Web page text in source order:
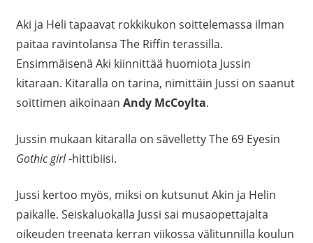
Aki ja Heli tapaavat rokkikukon soittelemassa ilman
paitaa ravintolansa The Riffin terassilla.
Ensimmäisenä Aki kiinnittää huomiota Jussin
kitaraan. Kitaralla on tarina, nimittäin Jussi on saanut
soittimen aikoinaan Andy McCoylta.
Jussin mukaan kitaralla on sävelletty The 69 Eyesin
Gothic girl-hittibiisi.
Jussi kertoo myös, miksi on kutsunut Akin ja Helin
paikalle. Seiskaluokalla Jussi sai musaopettajalta
oikeuden treenata kerran viikossa välitunnilla koulun